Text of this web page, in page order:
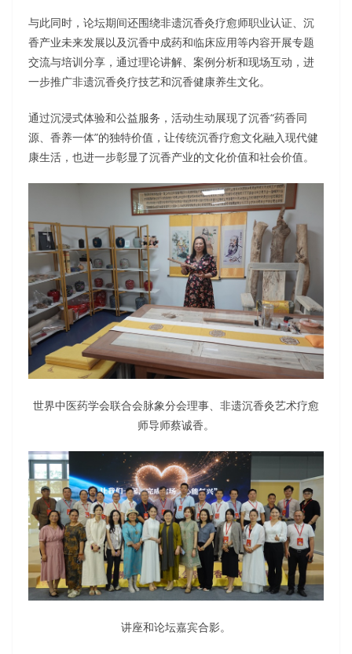
与此同时，论坛期间还围绕非遗沉香灸疗愈师职业认证、沉
香产业未来发展以及沉香中成药和临床应用等内容开展专题
交流与培训分享，通过理论讲解、案例分析和现场互动，进
一步推广非遗沉香灸疗技艺和沉香健康养生文化。
通过沉浸式体验和公益服务，活动生动展现了沉香“药香同
源、香养一体”的独特价值，让传统沉香疗愈文化融入现代健
康生活，也进一步彰显了沉香产业的文化价值和社会价值。
世界中医药学会联合会脉象分会理事、非遗沉香灸艺术疗愈
师导师蔡诚香。
讲座和论坛嘉宾合影。